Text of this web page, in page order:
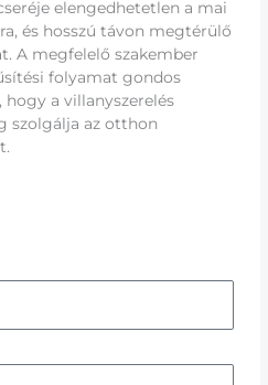
elengedhetetlen a mai
és hosszú távon megtérülő
A megfelelő szakember
folyamat gondos
a villanyszerelés
szolgálja az otthon